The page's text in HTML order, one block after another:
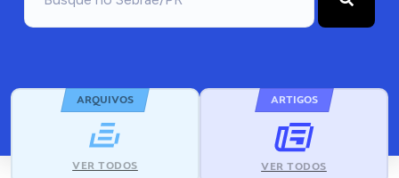
ARQUIVOS
VER TODOS
ARTIGOS
VER TODOS